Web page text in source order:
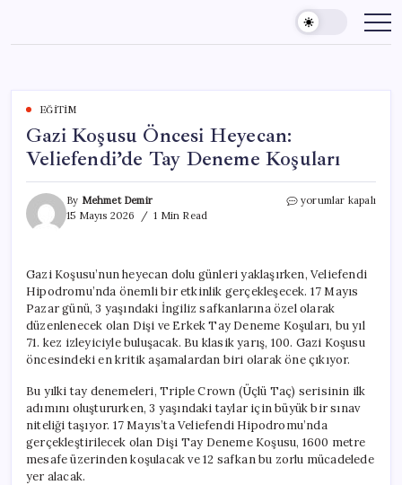
content
EĞITIM
Gazi Koşusu Öncesi Heyecan:
Veliefendi’de Tay Deneme Koşuları
By Mehmet Demir
15 Mayıs 2026
1 Min Read
Gazi
Tay
Deneme
Koşuları
için
yorumlar kapalı
Gazi Koşusu’nun heyecan dolu günleri yaklaşırken, Veliefendi
Hipodromu’nda önemli bir etkinlik gerçekleşecek. 17 Mayıs
Pazar günü, 3 yaşındaki İngiliz safkanlarına özel olarak
düzenlenecek olan Dişi ve Erkek Tay Deneme Koşuları, bu yıl
71. kez izleyiciyle buluşacak. Bu klasik yarış, 100. Gazi Koşusu
öncesindeki en kritik aşamalardan biri olarak öne çıkıyor.
Bu yılki tay denemeleri, Triple Crown (Üçlü Taç) serisinin ilk
adımını oluştururken, 3 yaşındaki taylar için büyük bir sınav
niteliği taşıyor. 17 Mayıs’ta Veliefendi Hipodromu’nda
gerçekleştirilecek olan Dişi Tay Deneme Koşusu, 1600 metre
mesafe üzerinden koşulacak ve 12 safkan bu zorlu mücadelede
yer alacak.